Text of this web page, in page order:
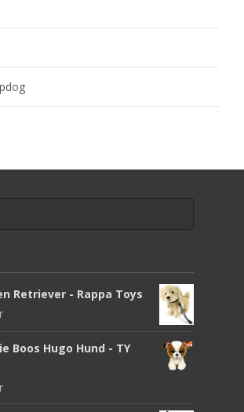
Retriever - Rappa Toys
Boos Hugo Hund - TY